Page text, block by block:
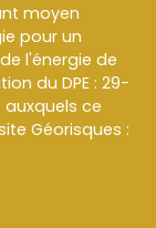
moyen
pour un
l'énergie de
du DPE : 29-
auxquels ce
Géorisques :